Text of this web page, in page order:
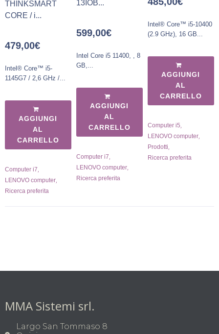
THINKSMART
CORE / i...
479,00€
Intel® Core™ i5-
1145G7 / 2,6 GHz /...
AGGIUNGI
AL
CARRELLO
Computer i7
LENOVO computer
Ricerca preferita
13IOB...
599,00€
Intel Core i5 11400, , 8
GB,...
AGGIUNGI
AL
CARRELLO
Computer i7
LENOVO computer,
Ricerca preferita
Intel® Core™ i5-10400
(2.9 GHz), 16 GB...
AGGIUNGI
AL
CARRELLO
Computer i5,
LENOVO computer,
Prodotti,
Ricerca preferita
MMA Sistemi srl.
Largo San Tommaso 8